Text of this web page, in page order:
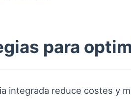
para
integrada reduce costes y